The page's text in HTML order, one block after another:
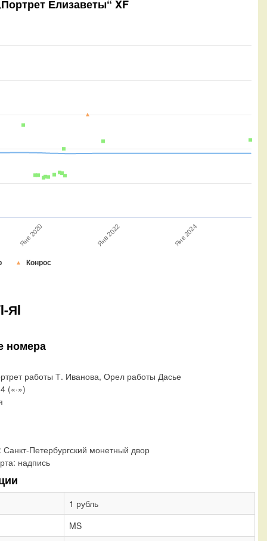
Елизаветы“ XF
Конрос
Янв 2020 Янв 2022 Янв 2024
ЯI
номера
работы Т. Иванова, Орел работы Дасье
(«·»)
Санкт-Петербургский монетный двор
надпись
1 рубль
MS